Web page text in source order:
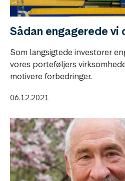
Sådan engagerede vi
Som langsigtede investorer
vores porteføljers
motivere forbedringer.
06.12.2021